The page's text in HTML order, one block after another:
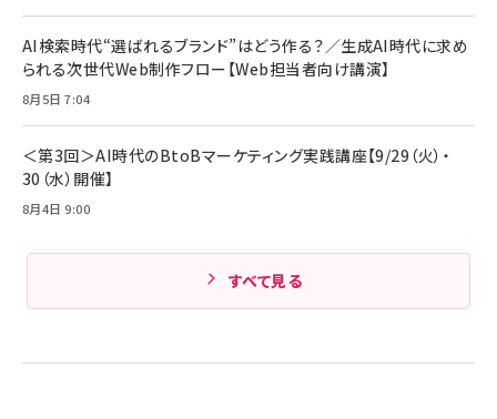
Amazonランキングをもっと見る
ケーブル Anker絡まないケーブル 240W 結束バン
ド付き USB PD対応 シリコン素材採用 iPhone
17 / 16 / 15 / Galaxy iPad Pro MacBook
Pro/Air 各種対応 (1.8m ミッドナイトブラック)
￥1,890
￥4,857
AI検索時代“選ばれるブランド”はどう作る？／生成AI時代に求め
られる次世代Web制作フロー【Web担当者向け講演】
8月5日 7:04
＜第3回＞AI時代のBtoBマーケティング実践講座【9/29（火）・
30（水）開催】
8月4日 9:00
すべて見る